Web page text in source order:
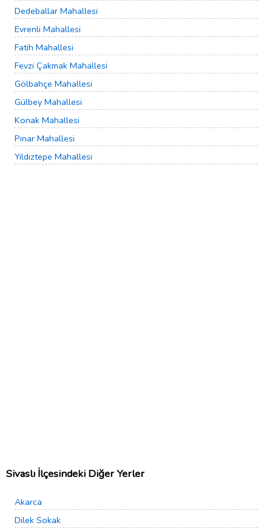
Dedeballar Mahallesi
Evrenli Mahallesi
Fatih Mahallesi
Fevzi Çakmak Mahallesi
Gölbahçe Mahallesi
Gülbey Mahallesi
Konak Mahallesi
Pınar Mahallesi
Yıldıztepe Mahallesi
Sivaslı İlçesindeki Diğer Yerler
Akarca
Dilek Sokak